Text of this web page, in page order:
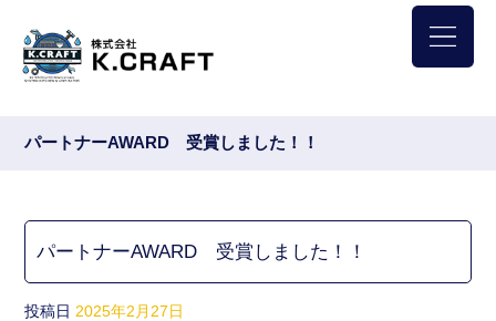
パートナーAWARD 受賞しました！！
パートナーAWARD 受賞しました！！
投稿日 2025年2月27日